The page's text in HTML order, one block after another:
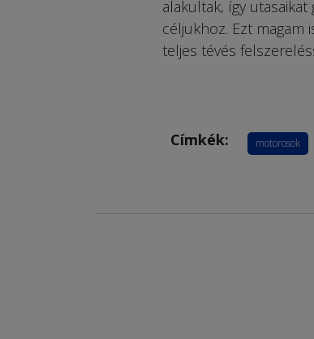
alakultak, így
céljukhoz. Ezt magam
teljes tévés
Címkék: motorosok